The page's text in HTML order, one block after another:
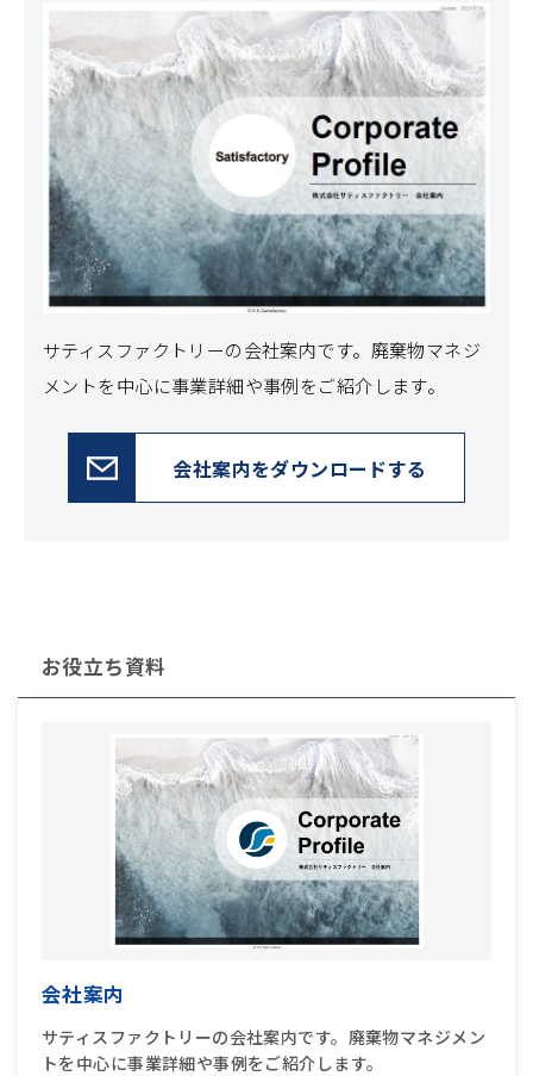
サティスファクトリーの会社案内です。 廃棄物マネジ
メントを中心に事業詳細や事例をご紹介します。
会社案内をダウンロードする
お役立ち資料
会社案内
サティスファクトリーの会社案内です。廃棄物マネジメン
トを中心に事業詳細や事例をご紹介します。